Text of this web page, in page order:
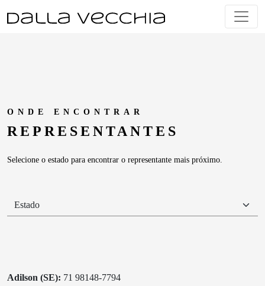
ONDE ENCONTRAR
REPRESENTANTES
Selecione o estado para encontrar o representante mais próximo.
Adilson (SE): 71 98148-7794